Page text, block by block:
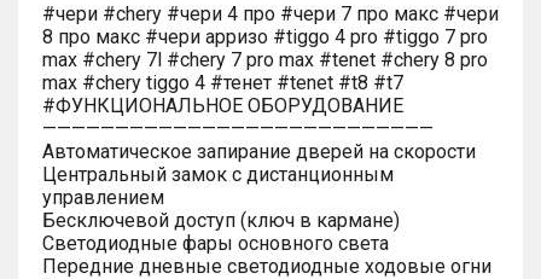
#чери #chery #чери 4 про #чери 7 про макс #чери
8 про макс #чери арризо #tiggo 4 pro #tiggo 7 pro
max #chery 7l #chery 7 pro max #tenet #chery 8 pro
max #chery tiggo 4 #тенет #tenet #t8 #t7
#ФУНКЦИОНАЛЬНОЕ ОБОРУДОВАНИЕ
———————————————————————————
Автоматическое запирание дверей на скорости
Центральный замок с дистанционным
управлением
Бесключевой доступ (ключ в кармане)
Светодиодные фары основного света
Передние дневные светодиодные ходовые огни